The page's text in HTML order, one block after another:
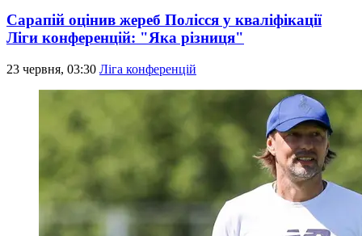
Сарапій оцінив жереб Полісся у кваліфікації
Ліги конференцій: "Яка різниця"
23 червня, 03:30 Ліга конференцій